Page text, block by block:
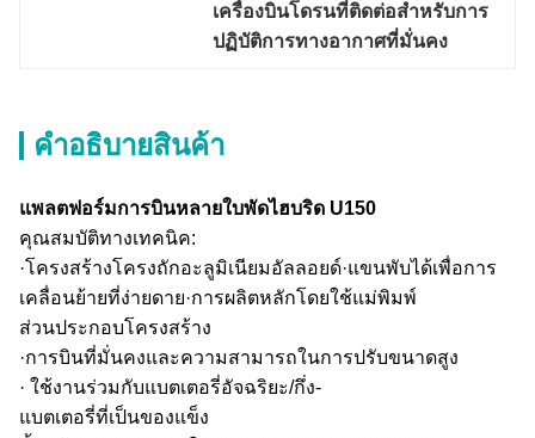
เครื่องบินโดรนที่ติดต่อสําหรับการ
ปฏิบัติการทางอากาศที่มั่นคง
คําอธิบายสินค้า
แพลตฟอร์มการบินหลายใบพัดไฮบริด U150
คุณสมบัติทางเทคนิค:
·โครงสร้างโครงถักอะลูมิเนียมอัลลอยด์·แขนพับได้เพื่อการ
เคลื่อนย้ายที่ง่ายดาย·การผลิตหลักโดยใช้แม่พิมพ์
ส่วนประกอบโครงสร้าง
·การบินที่มั่นคงและความสามารถในการปรับขนาดสูง
· ใช้งานร่วมกับแบตเตอรี่อัจฉริยะ/กึ่ง-
แบตเตอรี่ที่เป็นของแข็ง